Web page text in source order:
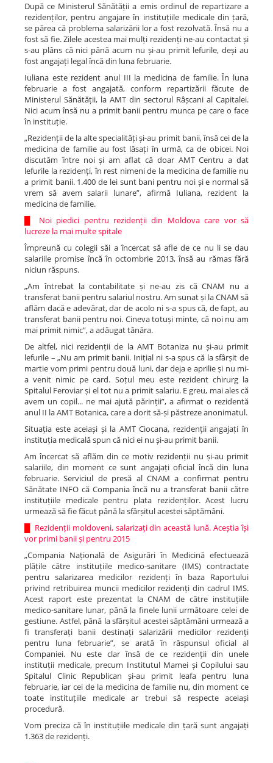
După ce Ministerul Sănătății a emis ordinul de repartizare a
rezidenților, pentru angajare în instituțiile medicale din țară,
se părea că problema salarizării lor a fost rezolvată. Însă nu a
fost să fie. Zilele acestea mai mulți rezidenți ne-au contactat și
s-au plâns că nici până acum nu și-au primit lefurile, deși au
fost angajați legal încă din luna februarie.
Iuliana este rezident anul III la medicina de familie. În luna
februarie a fost angajată, conform repartizării făcute de
Ministerul Sănătății, la AMT din sectorul Râșcani al Capitalei.
Nici acum însă nu a primit banii pentru munca pe care o face
în instituție.
„Rezidenții de la alte specialități și-au primit banii, însă cei de la
medicina de familie au fost lăsați în urmă, ca de obicei. Noi
discutăm între noi și am aflat că doar AMT Centru a dat
lefurile la rezidenți, în rest nimeni de la medicina de familie nu
a primit banii. 1.400 de lei sunt bani pentru noi și e normal să
vrem să avem salarii lunare”, afirmă Iuliana, rezident la
medicina de familie.
Noi piedici pentru rezidenții din Moldova care vor să
lucreze la mai multe spitale
Împreună cu colegii săi a încercat să afle de ce nu li se dau
salariile promise încă în octombrie 2013, însă au rămas fără
niciun răspuns.
„Am întrebat la contabilitate și ne-au zis că CNAM nu a
transferat banii pentru salariul nostru. Am sunat și la CNAM să
aflăm dacă e adevărat, dar de acolo ni s-a spus că, de fapt, au
transferat banii pentru noi. Cineva totuși minte, că noi nu am
mai primit nimic”, a adăugat tânăra.
De altfel, nici rezidenții de la AMT Botaniza nu și-au primit
lefurile – „Nu am primit banii. Inițial ni s-a spus că la sfârșit de
martie vom primi pentru două luni, dar deja e aprilie și nu mi-
a venit nimic pe card. Soțul meu este rezident chirurg la
Spitalul Feroviar și el tot nu a primit salariu. E greu, mai ales că
avem un copil... ne mai ajută părinții”, a afirmat o rezidentă
anul II la AMT Botanica, care a dorit să-și păstreze anonimatul.
Situația este aceiași și la AMT Ciocana, rezidenții angajați în
instituția medicală spun că nici ei nu și-au primit banii.
Am încercat să aflăm din ce motiv rezidenții nu și-au primit
salariile, din moment ce sunt angajați oficial încă din luna
februarie. Serviciul de presă al CNAM a confirmat pentru
Sănătate INFO că Compania încă nu a transferat banii către
instituțiile medicale pentru plata rezidenților. Acest lucru
urmează să fie făcut până la sfârșitul acestei săptămâni.
Rezidenții moldoveni, salarizați din această lună. Aceștia își
vor primi banii și pentru 2015
„Compania Națională de Asigurări în Medicină efectuează
plățile către instituțiile medico-sanitare (IMS) contractate
pentru salarizarea medicilor rezidenți în baza Raportului
privind retribuirea muncii medicilor rezidenți din cadrul IMS.
Acest raport este prezentat la CNAM de către instituțiile
medico-sanitare lunar, până la finele lunii următoare celei de
gestiune. Astfel, până la sfârșitul acestei săptămâni urmează a
fi transferați banii destinați salarizării medicilor rezidenți
pentru luna februarie”, se arată în răspunsul oficial al
Companiei. Nu este clar însă de ce rezidenții din unele
instituții medicale, precum Institutul Mamei și Copilului sau
Spitalul Clinic Republican și-au primit leafa pentru luna
februarie, iar cei de la medicina de familie nu, din moment ce
toate instituțiile medicale ar trebui să respecte aceiași
procedură.
Vom preciza că în instituțiile medicale din țară sunt angajați
1.363 de rezidenți.